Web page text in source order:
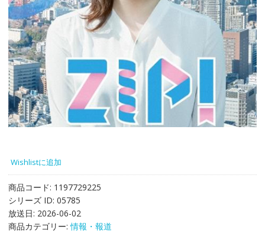
Wishlistに追加
商品コード: 1197729225
シリーズ ID: 05785
放送日: 2026-06-02
商品カテゴリー:情報・報道